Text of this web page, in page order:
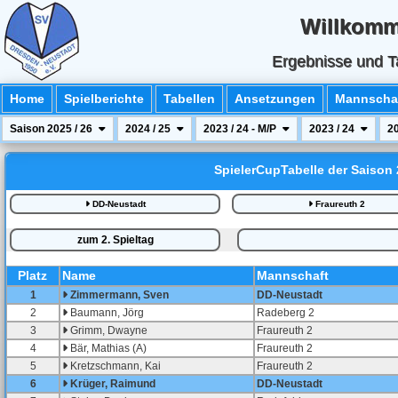
Ergebnisse und
Home Spielberichte Tabellen Ansetzungen
Saison 2025 / 26 2024 / 25 2023 / 24 - M/P 2023 / 24
SpielerCupTabelle der Saison
DD-Neustadt Fraureuth 2
zum 2. Spieltag
Platz Name Mannschaft
1 Zimmermann, Sven
DD-Neustadt
2
Baumann, Jörg
Radeberg 2
3
Grimm, Dwayne
Fraureuth 2
4
Bär, Mathias (A)
Fraureuth 2
5
Kretzschmann, Kai
Fraureuth 2
6
Krüger, Raimund
DD-Neustadt